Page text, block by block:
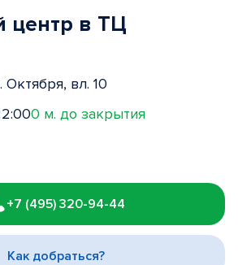
центр в ТЦ
вл. 10
0 м. до закрытия
+7 (495) 320-94-44
Как добраться?